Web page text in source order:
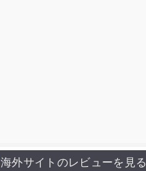
海外サイトのレビューを見る